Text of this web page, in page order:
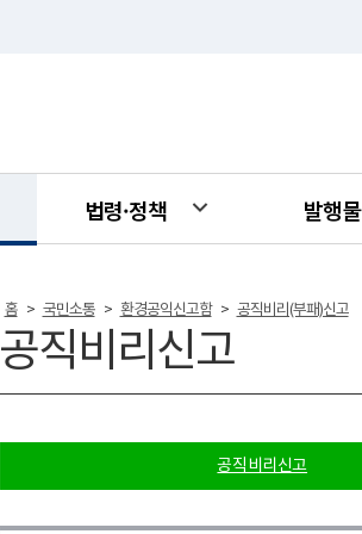
법령·정책 발행물
홈 > 국민소통 > 환경공익신고함 > 공직비리(부패)신고
공직비리신고
공직비리신고